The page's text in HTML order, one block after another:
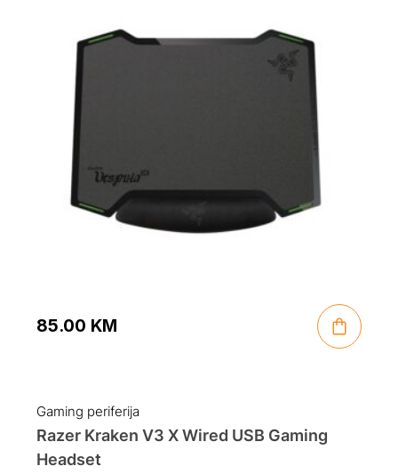
85.00 KM
Gaming periferija
Razer Kraken V3 X Wired USB Gaming
Headset